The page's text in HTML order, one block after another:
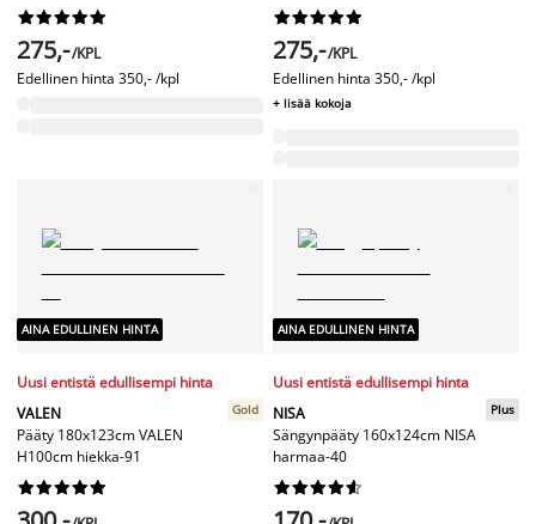






275,-/KPL
Edellinen hinta 350,- /kpl






275,-/KPL
Edellinen hinta 350,- /kpl
+ lisää kokoja
AINA EDULLINEN HINTA
Uusi entistä edullisempi hinta
VALEN
Pääty 180x123cm VALEN
H100cm hiekka-91
Gold






AINA EDULLINEN HINTA
Uusi entistä edullisempi hinta
NISA
Sängynpääty 160x124cm NISA
harmaa-40
Plus





